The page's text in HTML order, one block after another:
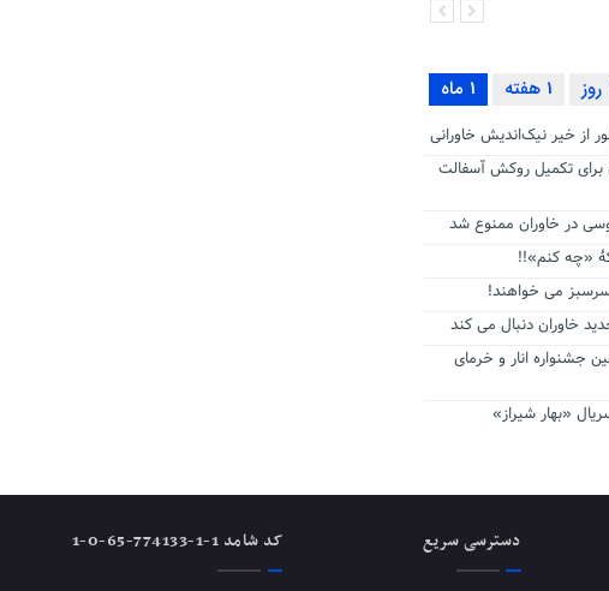
 
1 ماه 1 هفته
از خیر نیک‌اندیش خاورانی
برای تکمیل روکش آسفالت
در خاوران ممنوع شد
«چه کنم»!!
می خواهند!
خاوران دنبال می ‌کند
جشنواره انار و خرمای
«بهار شیراز»
دسترسی سریع کد شامد 1-1-774133-65-0-1